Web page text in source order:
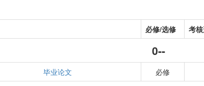
必修/选修 考
0--
毕业论文 必修